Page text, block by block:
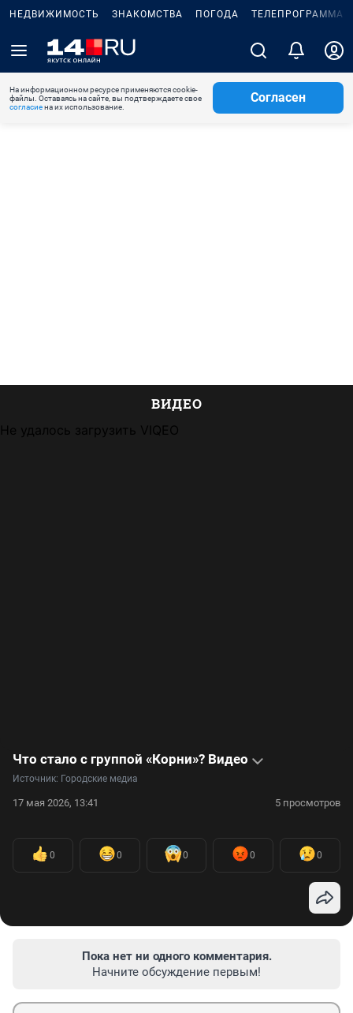
НЕДВИЖИМОСТЬ ЗНАКОМСТВА ПОГОДА ТЕЛЕПРОГРАММА
На информационном ресурсе применяются cookie-
файлы. Оставаясь на сайте, вы подтверждаете свое
согласиена их использование.
Согласен
ВИДЕО
Не удалось загрузить VIQEO
Что стало с группой «Корни»? Видео
Источник: Городские медиа
17 мая 2026, 13:41 5 просмотров
0 0 0 0 0
Пока нет ни одного комментария.
Начните обсуждение первым!